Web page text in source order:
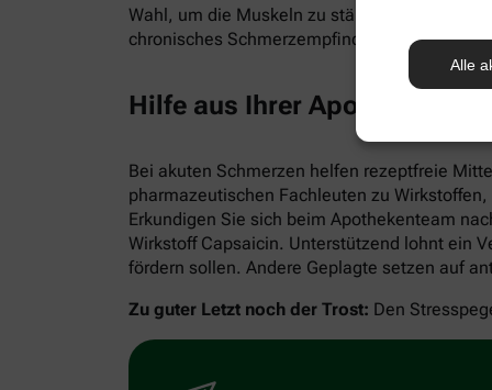
Alle
Wahl, um die Muskeln zu stärken und zu
chronisches Schmerzempfinden.
Hilfe aus Ihrer Apotheke
Bei akuten Schmerzen helfen rezeptfreie
pharmazeutischen Fachleuten zu
Erkundigen Sie sich beim Apothekenteam
Wirkstoff Capsaicin. Unterstützend lohnt ein
fördern sollen. Andere Geplagte setzen auf
Zu guter Letzt noch der Trost: Den